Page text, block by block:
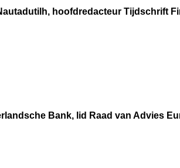
hoofdredacteur Tijdschrift
Bank, lid Raad van Advies